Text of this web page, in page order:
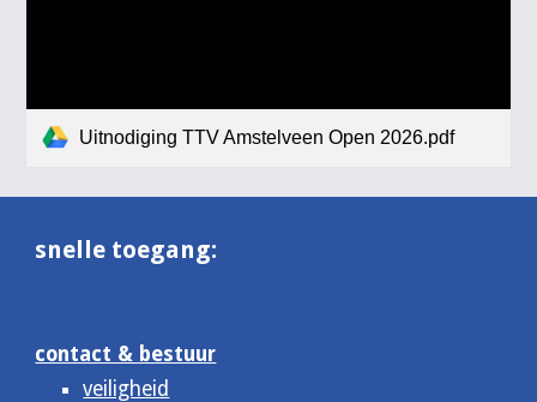
Uitnodiging TTV Amstelveen Open 2026.pdf
snelle toegang:
contact & bestuur
veiligheid